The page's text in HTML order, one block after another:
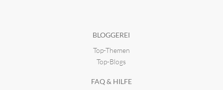
BLOGGEREI
Top-Themen
Top-Blogs
FAQ & HILFE